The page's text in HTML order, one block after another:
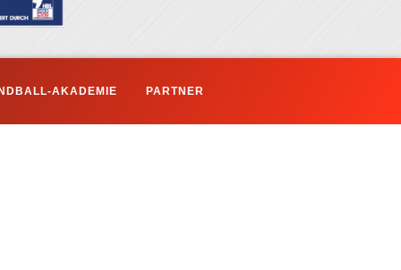
AKADEMIE PARTNER